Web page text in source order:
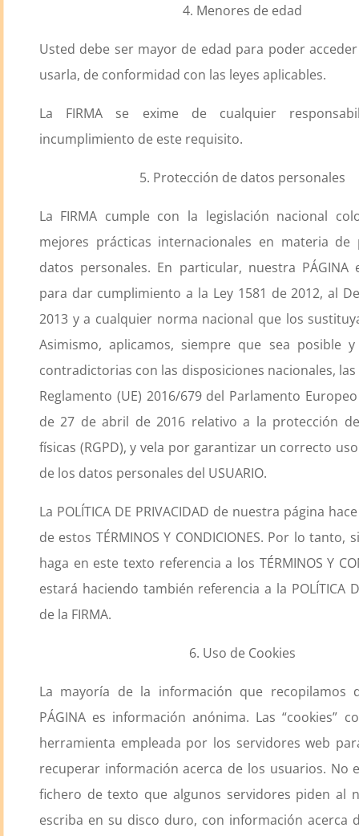
4. Menores de edad
Usted debe ser mayor de edad para poder acceder
usarla, de conformidad con las leyes aplicables.
La FIRMA se exime de cualquier
incumplimiento de este requisito.
5. Protección de datos personales
La FIRMA cumple con la legislación nacional
mejores prácticas internacionales en materia de
datos personales. En particular, nuestra PÁGINA
para dar cumplimiento a la Ley 1581 de 2012, al
2013 y a cualquier norma nacional que los
Asimismo, aplicamos, siempre que sea posible
contradictorias con las disposiciones nacionales,
Reglamento (UE) 2016/679 del Parlamento
de 27 de abril de 2016 relativo a la protección
físicas (RGPD), y vela por garantizar un correcto
de los datos personales del USUARIO.
La POLÍTICA DE PRIVACIDAD de nuestra página
de estos TÉRMINOS Y CONDICIONES. Por lo tanto,
haga en este texto referencia a los TÉRMINOS Y
estará haciendo también referencia a la POLÍTICA
de la FIRMA.
6. Uso de Cookies
La mayoría de la información que recopilamos
PÁGINA es información anónima. Las “cookies”
herramienta empleada por los servidores web
recuperar información acerca de los usuarios. No
fichero de texto que algunos servidores piden al
escriba en su disco duro, con información acerca